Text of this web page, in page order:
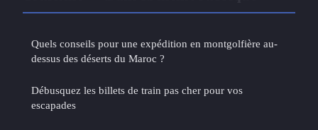
Quels conseils pour une expédition en montgolfière au-
dessus des déserts du Maroc ?
Débusquez les billets de train pas cher pour vos
escapades